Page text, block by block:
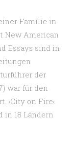
Familie in
New American
Essays sind in
der
war für den
›City on Fire‹
in 18 Ländern